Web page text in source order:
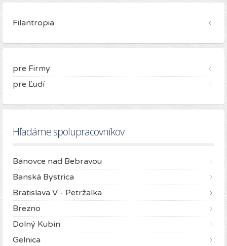
Filantropia
pre Firmy
pre Ľudí
Hľadáme spolupracovníkov
Bánovce nad Bebravou
Banská Bystrica
Bratislava V - Petržalka
Brezno
Dolný Kubín
Gelnica